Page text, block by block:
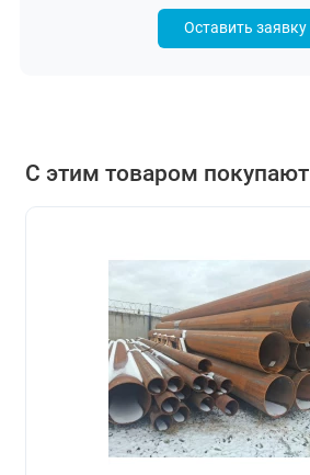
Оставить заявку
С этим товаром покупают